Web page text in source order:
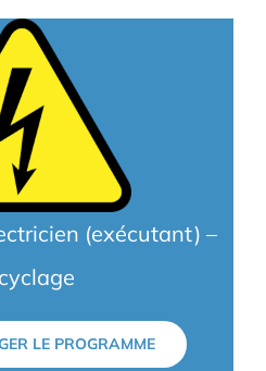
(exécutant) –
LE PROGRAMME